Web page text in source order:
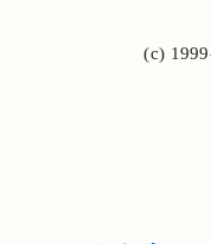
(c)